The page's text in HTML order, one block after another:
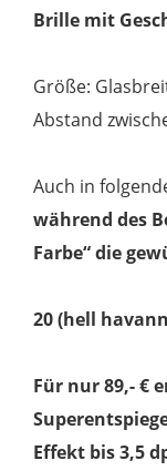
Brille mit
Größe:
Abstand
Auch in
während des
Farbe“ die
20 (hell
Für nur 89,- €
Effekt bis 3,5